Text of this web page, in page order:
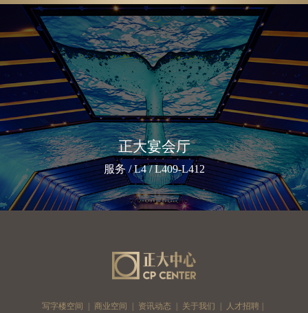
正大宴会厅
服务 / L4 / L409-L412
写字楼空间 商业空间 资讯动态 关于我们 人才招聘